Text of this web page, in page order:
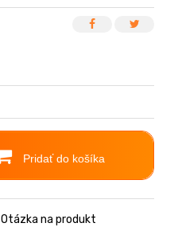
Pridať do košíka
Otázka na produkt